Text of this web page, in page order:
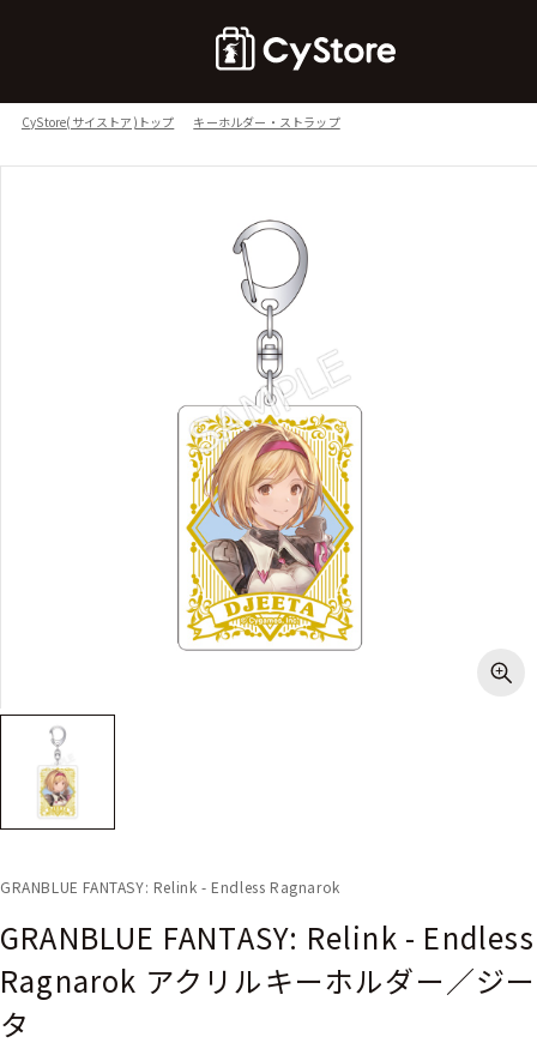
CyStore(サイストア)トップ キーホルダー・ストラップ
GRANBLUE FANTASY: Relink - Endless Ragnarok
GRANBLUE FANTASY: Relink - Endless
Ragnarok アクリルキーホルダー／ジー
タ